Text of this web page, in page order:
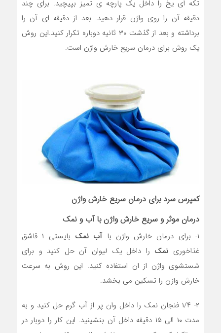
تکه ای یخ را داخل یک پارچه ی تمیز بپیچید. برای چند
دقیقه آن را روی واژن قرار دهید. بعد از دقیقه ای آن را
برداشته و بعد از گذشت ۳۰ ثانیه دوباره تکرار کنید.این روش
یک روش برای درمان سریع خارش واژن است.
کمپرس سرد برای درمان سریع خارش واژن
درمان موثر و سریع خارش واژن با آب و نمک
۱- برای درمان خارش واژن با آب نمک
بایستی ۱ قاشق
غذاخوری نمک را داخل یک لیوان آن حل کنید و برای
شستشوی واژن از ان استفاده کنید. این روش به سرعت
خارش وازن را تسکین می بخشد.
۲- ۱/۴ فنجان نمک را داخل وان پر از آب گرم حل کنید و به
مدت ۱۰ الی ۱۵ دقیقه داخل آن بنشینید. این کار را دوبار در